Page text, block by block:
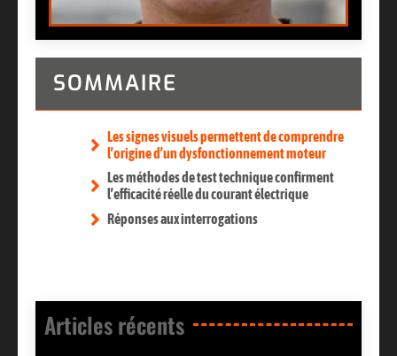
SOMMAIRE
Les signes visuels permettent de comprendre
l’origine d’un dysfonctionnement moteur
Les méthodes de test technique confirment
l’efficacité réelle du courant électrique
Réponses aux interrogations
Articles récents​